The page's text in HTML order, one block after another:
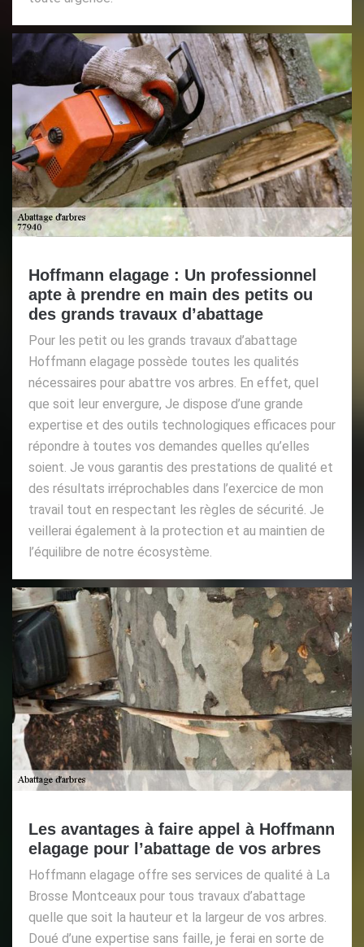
Hoffmann elagage : Un professionnel
apte à prendre en main des petits ou
des grands travaux d’abattage
Pour les petit ou les grands travaux d’abattage
Hoffmann elagage possède toutes les qualités
nécessaires pour abattre vos arbres. En effet, quel
que soit leur envergure, Je dispose d’une grande
expertise et des outils technologiques efficaces pour
répondre à toutes vos demandes quelles qu’elles
soient. Je vous garantis des prestations de qualité et
des résultats irréprochables dans l’exercice de mon
travail tout en respectant les règles de sécurité. Je
veillerai également à la protection et au maintien de
l’équilibre de notre écosystème.
Les avantages à faire appel à Hoffmann
elagage pour l’abattage de vos arbres
Hoffmann elagage offre ses services de qualité à La
Brosse Montceaux pour tous travaux d’abattage
quelle que soit la hauteur et la largeur de vos arbres.
Doué d’une expertise sans faille, je ferai en sorte de